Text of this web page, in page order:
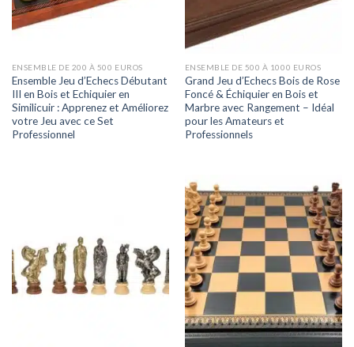
ENSEMBLE DE 200 À 500 EUROS
Ensemble Jeu d’Echecs Débutant
III en Bois et Echiquier en
Similicuir : Apprenez et Améliorez
votre Jeu avec ce Set
Professionnel
ENSEMBLE DE 500 À 1000 EUROS
Grand Jeu d’Echecs Bois de Rose
Foncé & Échiquier en Bois et
Marbre avec Rangement – Idéal
pour les Amateurs et
Professionnels